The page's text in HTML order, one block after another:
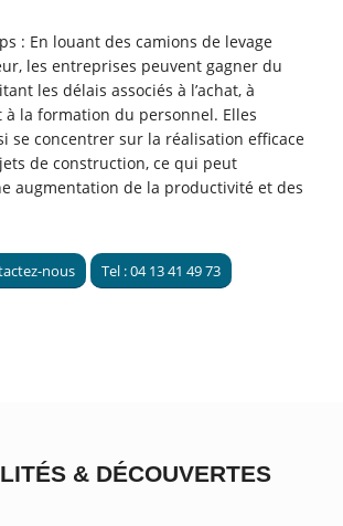
: En louant des camions de levage
les entreprises peuvent gagner du
les délais associés à l’achat, à
à la formation du personnel. Elles
se concentrer sur la réalisation efficace
de construction, ce qui peut
augmentation de la productivité et des
nous Tel : 04 13 41 49 73
& DÉCOUVERTES